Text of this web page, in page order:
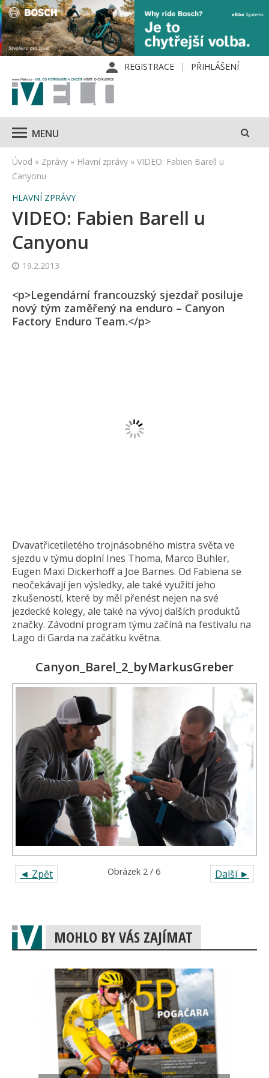
REGISTRACE PŘIHLÁŠENÍ
MENU
Úvod » Zprávy » Hlavní zprávy » VIDEO: Fabien Barell u
Canyonu
HLAVNÍ ZPRÁVY
VIDEO: Fabien Barell u
Canyonu
19.2.2013
<p>Legendární francouzský sjezdař posiluje
nový tým zaměřený na enduro – Canyon
Factory Enduro Team.</p>
Dvavatřicetiletého trojnásobného mistra světa ve
sjezdu v týmu doplní Ines Thoma, Marco Bühler,
Eugen Maxi Dickerhoff a Joe Barnes. Od Fabiena se
neočekávají jen výsledky, ale také využití jeho
zkušeností, které by měl přenést nejen na své
jezdecké kolegy, ale také na vývoj dalších produktů
značky. Závodní program týmu začíná na festivalu na
Lago di Garda na začátku května.
Canyon_Barel_2_byMarkusGreber
◄ Zpět Další ►
Obrázek 2 / 6
MOHLO BY VÁS ZAJÍMAT